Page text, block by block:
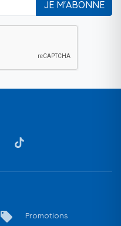
JE M'ABONNE
local_offer
Promotions